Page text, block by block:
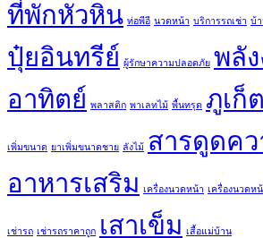
ที่พักหัวหิน ท่อพีอี นวดหน้า บริการรถเช่า บ้
ปุ๋ยอินทรีย์ ผู้รักษาความปลอดภัย พลั
อาทิตย์ พลาสติก พาเลทไม้ พื้นทรุด ภูเก็ต
เพิ่มขนาด ยาเพิ่มขนาดชาย ลังไม้ สารดูดค
อาหารเสริม เครื่องนวดหน้า เครื่องนวดห
เช่ารถ เช่ารถราคาถูก เสาเข็ม เสื้อแม่บ้าน